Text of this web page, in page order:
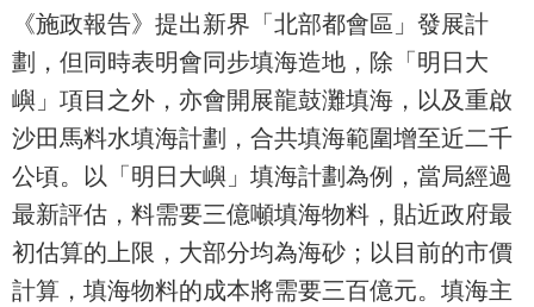
《施政報告》提出新界「北部都會區」發展計
劃，但同時表明會同步填海造地，除「明日大
嶼」項目之外，亦會開展龍鼓灘填海，以及重啟
沙田馬料水填海計劃，合共填海範圍增至近二千
公頃。以「明日大嶼」填海計劃為例，當局經過
最新評估，料需要三億噸填海物料，貼近政府最
初估算的上限，大部分均為海砂；以目前的市價
計算，填海物料的成本將需要三百億元。填海主